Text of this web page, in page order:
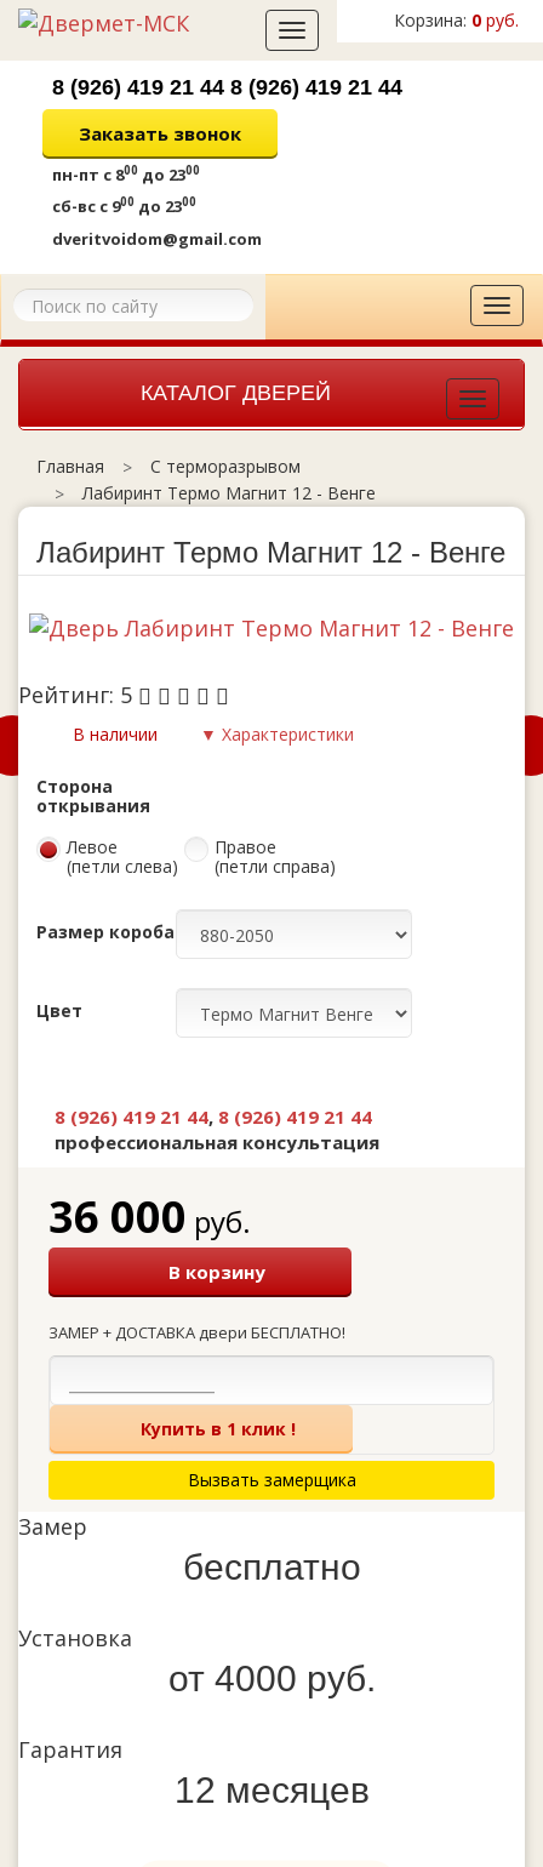
Корзина: 0 руб.
Toggle
navigation
8 (926) 419 21 44 8 (926) 419 21 44
Заказать звонок
пн-пт с 800 до 2300
сб-вс с 900 до 2300
dveritvoidom@gmail.com
КАТАЛОГ ДВЕРЕЙ
Toggle
Главная
С терморазрывом
Лабиринт Термо Магнит 12 - Венге
Лабиринт Термо Магнит 12 - Венге
Рейтинг: 5
В наличии ▼ Характеристики
Сторона
открывания
Левое
(петли слева)
Правое
(петли справа)
Размер короба
Цвет
8 (926) 419 21 44, 8 (926) 419 21 44
профессиональная консультация
36 000 руб.
В корзину
ЗАМЕР + ДОСТАВКА двери БЕСПЛАТНО!
Купить в 1 клик !
Вызвать замерщика
Замер
бесплатно
Установка
от 4000 руб.
Гарантия
12 месяцев